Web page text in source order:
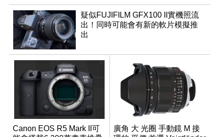
疑似FUJIFILM GFX100 II實機照流
出！同時可能會有新的軟片模擬推
出
Canon EOS R5 Mark II可
廣角 大 光圈 手動鏡 M 接